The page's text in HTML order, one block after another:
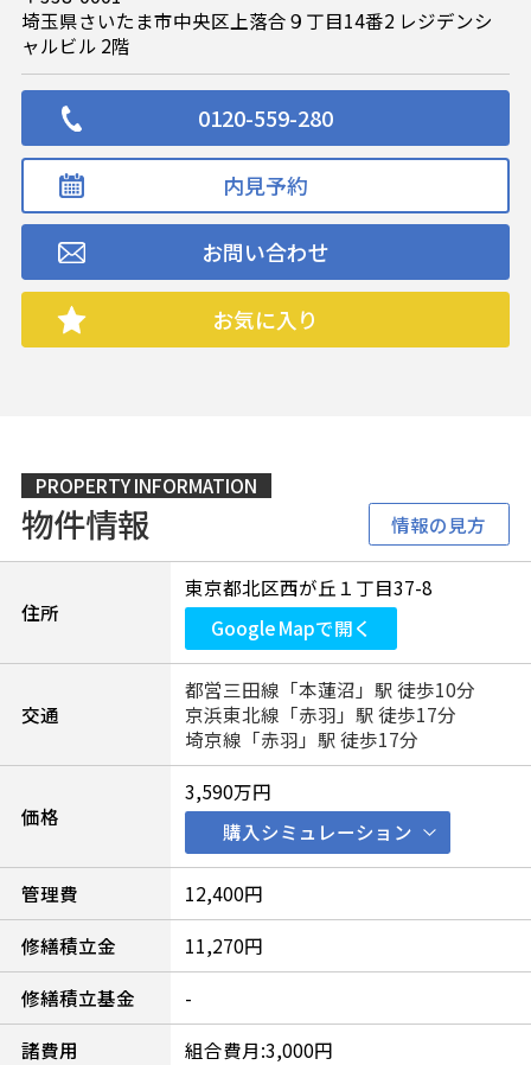
埼玉県さいたま市中央区上落合９丁目14番2 レジデンシ
ャルビル 2階
0120-559-280
内見予約
お問い合わせ
お気に入り
PROPERTY INFORMATION
物件情報 情報の見方
住所
東京都北区西が丘１丁目37-8
Google Mapで開く
交通
都営三田線「本蓮沼」駅 徒歩10分
京浜東北線「赤羽」駅 徒歩17分
埼京線「赤羽」駅 徒歩17分
価格
3,590万円
購入シミュレーション
管理費
12,400円
修繕積立金
11,270円
修繕積立基金
-
諸費用
組合費月:3,000円